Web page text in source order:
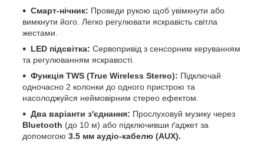
Смарт-нічник: Проведи рукою щоб увімкнути або
вимкнути його. Легко регулювати яскравість світла
жестами.
LED підсвітка: Сервопривід з сенсорним керуванням
та регулюванням яскравості.
Функція TWS (True Wireless Stereo): Підключай
одночасно 2 колонки до одного пристрою та
насолоджуйся неймовірним стерео ефектом.
Два варіанти з'єднання: Прослуховуй музику через
Bluetooth (до 10 м) або підключивши ґаджет за
допомогою 3.5 мм аудіо-кабелю (AUX).